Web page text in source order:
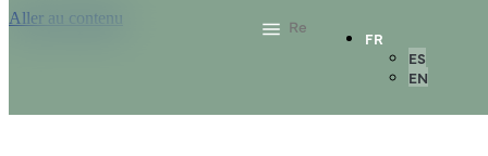
Aller au contenu
FR
ES
EN